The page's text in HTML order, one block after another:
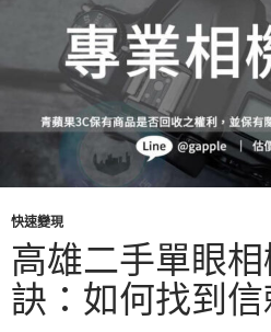
快速變現
高雄二手單眼
訣：如何找到